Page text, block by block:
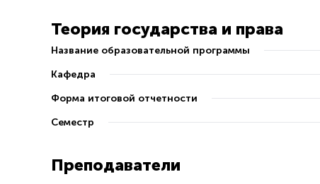
Теория государства и права
Название образовательной программы
Кафедра
Форма итоговой отчетности
Семестр
Преподаватели